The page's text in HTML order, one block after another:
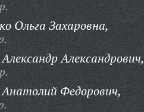
Ольга Захаровна,
Александрович,
Федорович,